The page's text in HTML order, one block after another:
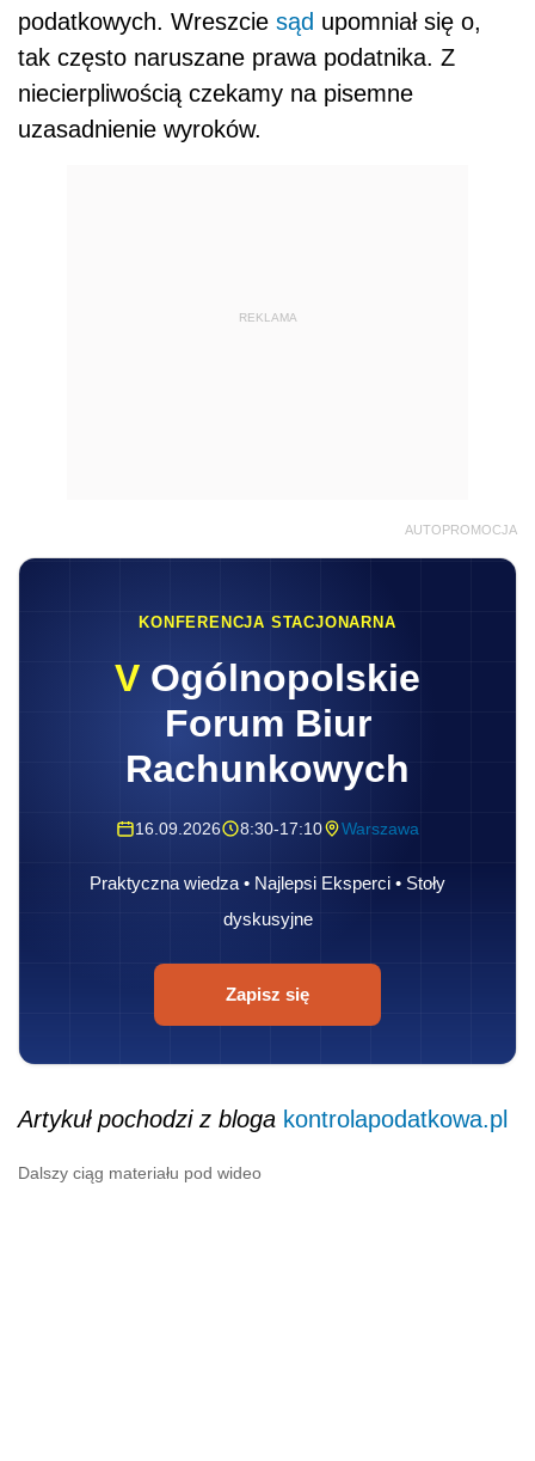
podatkowych. Wreszcie sąd upomniał się o,
tak często naruszane prawa podatnika. Z
niecierpliwością czekamy na pisemne
uzasadnienie wyroków.
REKLAMA
AUTOPROMOCJA
KONFERENCJA STACJONARNA
V Ogólnopolskie
Forum Biur
Rachunkowych
16.09.2026 8:30-17:10 Warszawa
Praktyczna wiedza • Najlepsi Eksperci • Stoły
dyskusyjne
Zapisz się
Artykuł pochodzi z bloga kontrolapodatkowa.pl
Dalszy ciąg materiału pod wideo